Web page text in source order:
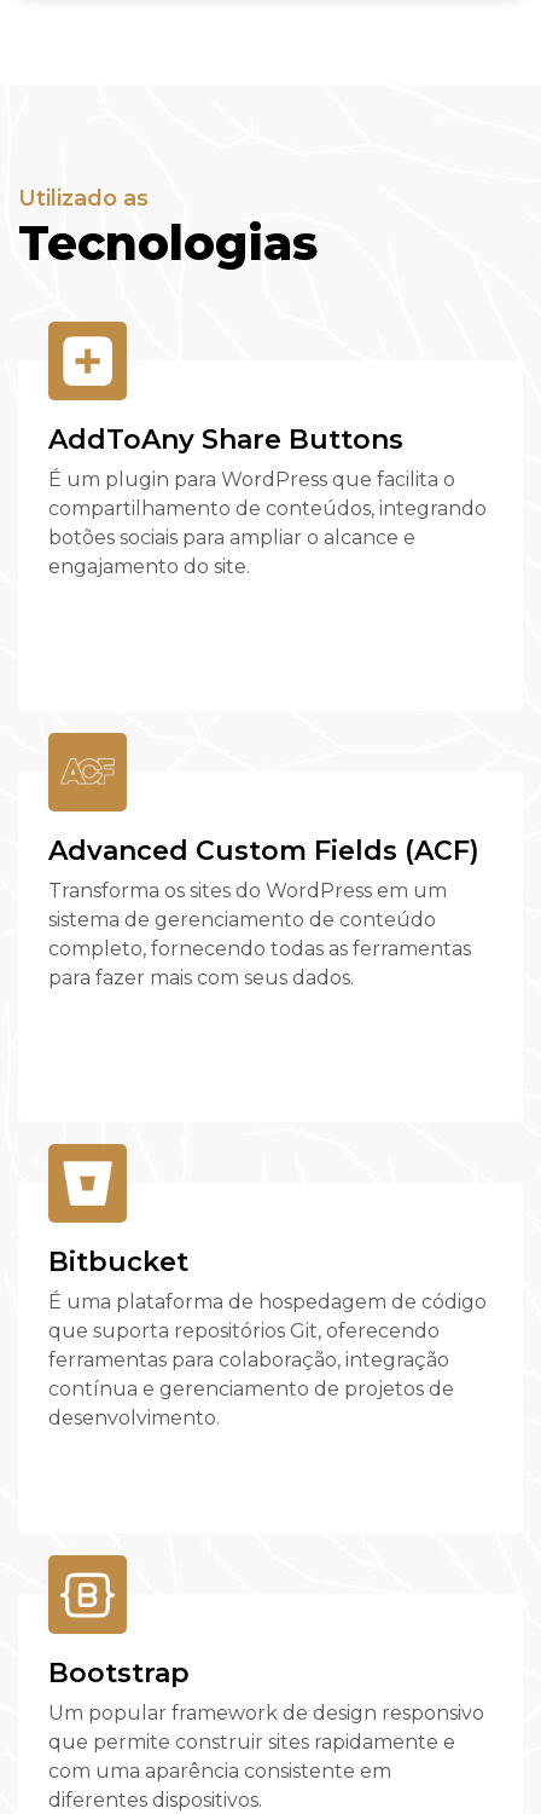
Utilizado as
Tecnologias
AddToAny Share Buttons
É um plugin para WordPress que facilita o
compartilhamento de conteúdos, integrando
botões sociais para ampliar o alcance e
engajamento do site.
Advanced Custom Fields (ACF)
Transforma os sites do WordPress em um
sistema de gerenciamento de conteúdo
completo, fornecendo todas as ferramentas
para fazer mais com seus dados.
Bitbucket
É uma plataforma de hospedagem de código
que suporta repositórios Git, oferecendo
ferramentas para colaboração, integração
contínua e gerenciamento de projetos de
desenvolvimento.
Bootstrap
Um popular framework de design responsivo
que permite construir sites rapidamente e
com uma aparência consistente em
diferentes dispositivos.